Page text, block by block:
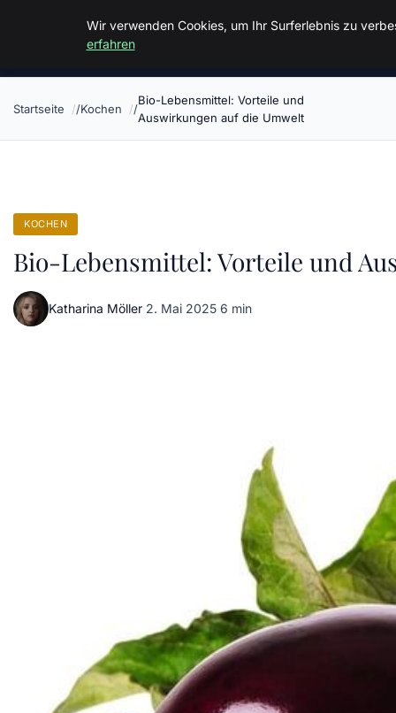
Malzminden
Startseite Kochen
Bio-Lebensmittel: Vorteile und
Auswirkungen auf die Umwelt
KOCHEN
Bio-Lebensmittel: Vorteile und
Katharina Möller·2. Mai 2025·6 min
Wir verwenden Cookies, um Ihr Surferlebnis zu
erfahren